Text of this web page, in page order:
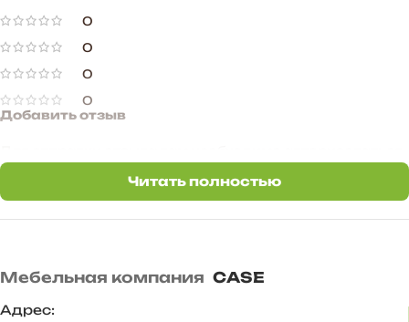
0
0
0
0
Компьютерный стол с антресолью К1
Белый/Дуб вотан
Добавить отзыв
Читать полностью
Мебельная компания CASE
Адрес: